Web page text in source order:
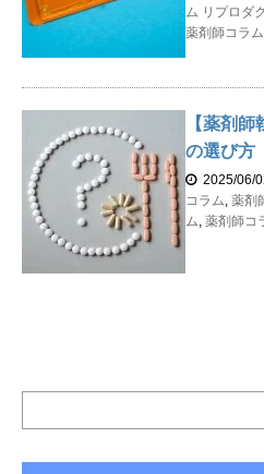
ム リプロダ
薬剤師コラム
【薬剤
の選び方
2025/06/
コラム, 薬剤
ム, 薬剤師コ